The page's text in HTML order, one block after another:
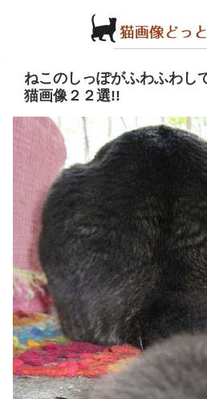
ねこのしっぽがふわふわし
猫画像２２選!!